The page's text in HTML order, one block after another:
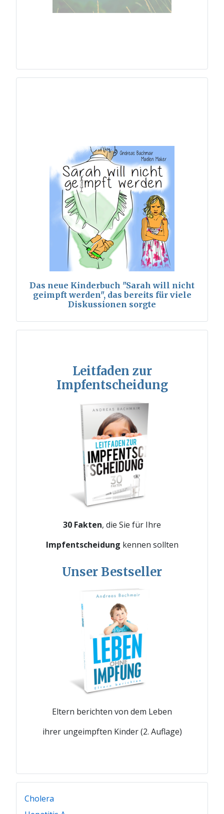
Das neue Kinderbuch "Sarah will nicht
geimpft werden", das bereits für viele
Diskussionen sorgte
Leitfaden zur
Impfentscheidung
30 Fakten, die Sie für Ihre
Impfentscheidung kennen sollten
Unser Bestseller
Eltern berichten von dem Leben
ihrer ungeimpften Kinder (2. Auflage)
Cholera